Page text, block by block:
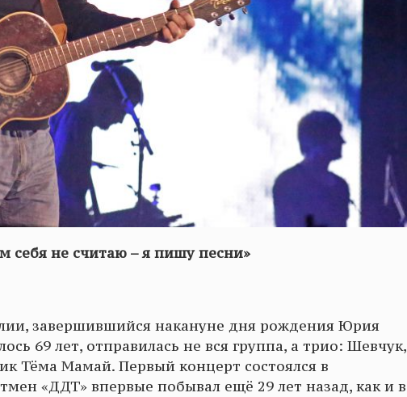
себя не считаю – я пишу песни»
завершившийся накануне дня рождения Юрия
69 лет, отправилась не вся группа, а трио: Шевчук,
Тёма Мамай. Первый концерт состоялся в
«ДДТ» впервые побывал ещё 29 лет назад, как и в